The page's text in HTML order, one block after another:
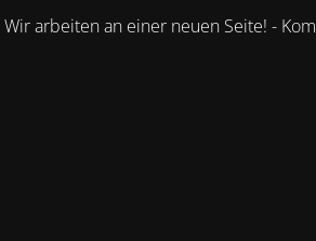
Wir arbeiten an einer neuen Seite! -